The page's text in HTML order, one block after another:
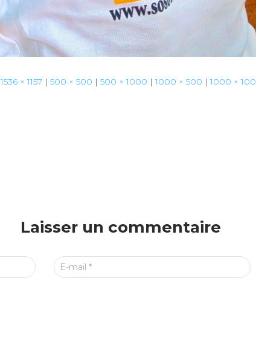
1536 × 1157 | 500 × 500 | 500 × 1000 | 1000 × 500 | 1000 ×
Laisser un commentaire
E-mail*